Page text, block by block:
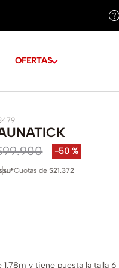
OFERTAS
99.900 -50 %
Cuotas de$21.372
1.78m y tiene puesta la talla 6